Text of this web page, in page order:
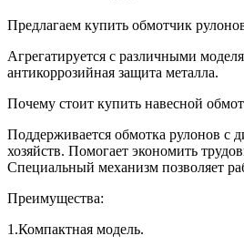
Предлагаем купить обмотчик
Агрегатируется с различными
антикоррозийная защита металла.
Почему стоит купить навесной
Поддерживается обмотка рулонов с
хозяйств. Помогает экономить
Специальный механизм позволяет
Преимущества:
1.Компактная модель.